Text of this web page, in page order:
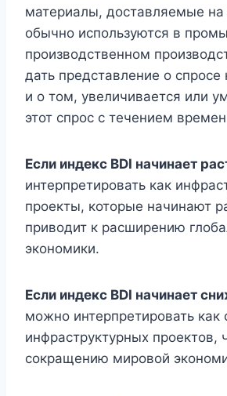
материалы, доставляемые на
обычно используются в
производственном
дать представление о
и о том, увеличивается или
этот спрос с течением
Если индекс BDI начинает
интерпретировать как
проекты, которые начинают
приводит к расширению
экономики.
Если индекс BDI начинает
можно интерпретировать как
инфраструктурных проектов,
сокращению мировой